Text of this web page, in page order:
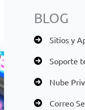
BLOG
Sitios y
Soporte
Nube
Correo